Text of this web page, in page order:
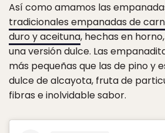
Así como amamos las
tradicionales empanadas de
duro y aceituna, hechas en
una versión dulce. Las
más pequeñas que las de pino y
dulce de alcayota, fruta de
fibras e inolvidable sabor.